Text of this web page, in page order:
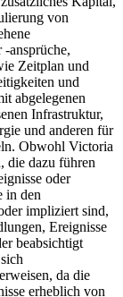
von
ansprüche,
Zeitplan und
und
abgelegenen
Infrastruktur,
und anderen für
Obwohl Victoria
die dazu führen
oder
in den
impliziert sind,
Ereignisse
beabsichtigt
da die
erheblich von